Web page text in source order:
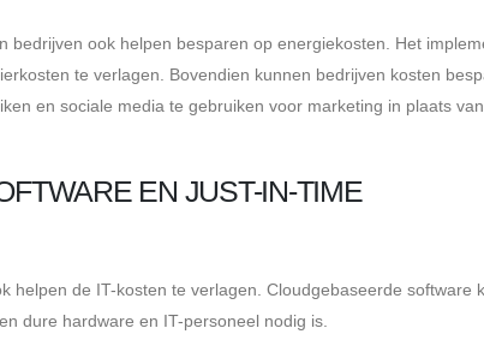
ook helpen besparen op energiekosten. Het
te verlagen. Bovendien kunnen bedrijven kosten
en sociale media te gebruiken voor marketing in plaats van
EN JUST-IN-TIME
helpen de IT-kosten te verlagen. Cloudgebaseerde software
dure hardware en IT-personeel nodig is.